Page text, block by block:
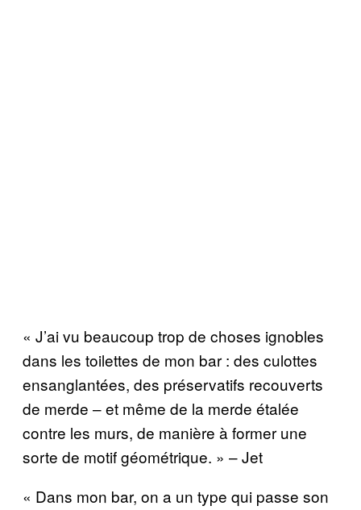
« J’ai vu beaucoup trop de choses ignobles
dans les toilettes de mon bar : des culottes
ensanglantées, des préservatifs recouverts
de merde – et même de la merde étalée
contre les murs, de manière à former une
sorte de motif géométrique. » – Jet
« Dans mon bar, on a un type qui passe son